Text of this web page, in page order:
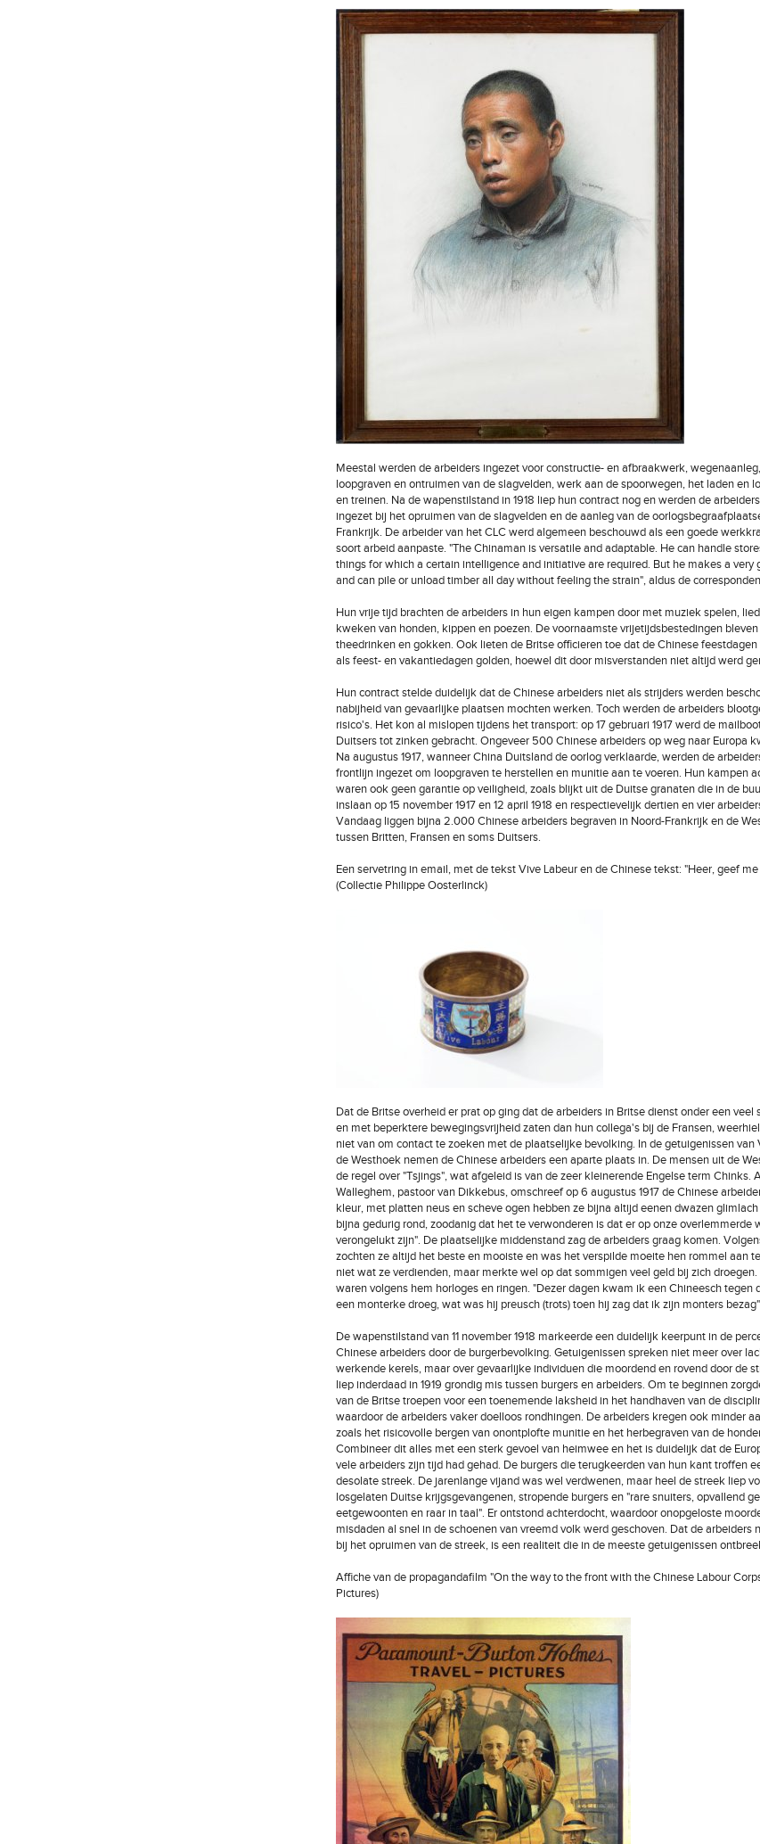
Meestal werden de arbeiders ingezet voor constructie- en afbraakwerk,
loopgraven en ontruimen van de slagvelden, werk aan de spoorwegen, het laden en
en treinen. Na de wapenstilstand in 1918 liep hun contract nog en werden de
ingezet bij het opruimen van de slagvelden en de aanleg van de
Frankrijk. De arbeider van het CLC werd algemeen beschouwd als een goede
soort arbeid aanpaste. "The Chinaman is versatile and adaptable. He can handle
things for which a certain intelligence and initiative are required. But he makes a very
and can pile or unload timber all day without feeling the strain", aldus de
Hun vrije tijd brachten de arbeiders in hun eigen kampen door met muziek spelen,
kweken van honden, kippen en poezen. De voornaamste vrijetijdsbestedingen
theedrinken en gokken. Ook lieten de Britse officieren toe dat de Chinese feestdagen
als feest- en vakantiedagen golden, hoewel dit door misverstanden niet altijd werd
Hun contract stelde duidelijk dat de Chinese arbeiders niet als strijders werden
nabijheid van gevaarlijke plaatsen mochten werken. Toch werden de arbeiders
risico's. Het kon al mislopen tijdens het transport: op 17 gebruari 1917 werd de
Duitsers tot zinken gebracht. Ongeveer 500 Chinese arbeiders op weg naar Europa
Na augustus 1917, wanneer China Duitsland de oorlog verklaarde, werden de
frontlijn ingezet om loopgraven te herstellen en munitie aan te voeren. Hun kampen
waren ook geen garantie op veiligheid, zoals blijkt uit de Duitse granaten die in de
inslaan op 15 november 1917 en 12 april 1918 en respectievelijk dertien en vier
Vandaag liggen bijna 2.000 Chinese arbeiders begraven in Noord-Frankrijk en de
tussen Britten, Fransen en soms Duitsers.
Een servetring in email, met de tekst Vive Labeur en de Chinese tekst: "Heer, geef
(Collectie Philippe Oosterlinck)
Dat de Britse overheid er prat op ging dat de arbeiders in Britse dienst onder een veel
en met beperktere bewegingsvrijheid zaten dan hun collega's bij de Fransen,
niet van om contact te zoeken met de plaatselijke bevolking. In de getuigenissen van
de Westhoek nemen de Chinese arbeiders een aparte plaats in. De mensen uit de
de regel over "Tsjings", wat afgeleid is van de zeer kleinerende Engelse term Chinks.
Walleghem, pastoor van Dikkebus, omschreef op 6 augustus 1917 de Chinese
kleur, met platten neus en scheve ogen hebben ze bijna altijd eenen dwazen
bijna gedurig rond, zoodanig dat het te verwonderen is dat er op onze overlemmerde
verongelukt zijn". De plaatselijke middenstand zag de arbeiders graag komen.
zochten ze altijd het beste en mooiste en was het verspilde moeite hen rommel aan
niet wat ze verdienden, maar merkte wel op dat sommigen veel geld bij zich
waren volgens hem horloges en ringen. "Dezer dagen kwam ik een Chineesch tegen
een monterke droeg, wat was hij preusch (trots) toen hij zag dat ik zijn monters
De wapenstilstand van 11 november 1918 markeerde een duidelijk keerpunt in de
Chinese arbeiders door de burgerbevolking. Getuigenissen spreken niet meer over
werkende kerels, maar over gevaarlijke individuen die moordend en rovend door de
liep inderdaad in 1919 grondig mis tussen burgers en arbeiders. Om te beginnen
van de Britse troepen voor een toenemende laksheid in het handhaven van de
waardoor de arbeiders vaker doelloos rondhingen. De arbeiders kregen ook minder
zoals het risicovolle bergen van onontplofte munitie en het herbegraven van de
Combineer dit alles met een sterk gevoel van heimwee en het is duidelijk dat de
vele arbeiders zijn tijd had gehad. De burgers die terugkeerden van hun kant troffen
desolate streek. De jarenlange vijand was wel verdwenen, maar heel de streek liep
losgelaten Duitse krijgsgevangenen, stropende burgers en "rare snuiters, opvallend
eetgewoonten en raar in taal". Er ontstond achterdocht, waardoor onopgeloste
misdaden al snel in de schoenen van vreemd volk werd geschoven. Dat de arbeiders
bij het opruimen van de streek, is een realiteit die in de meeste getuigenissen
Affiche van de propagandafilm "On the way to the front with the Chinese Labour
Pictures)